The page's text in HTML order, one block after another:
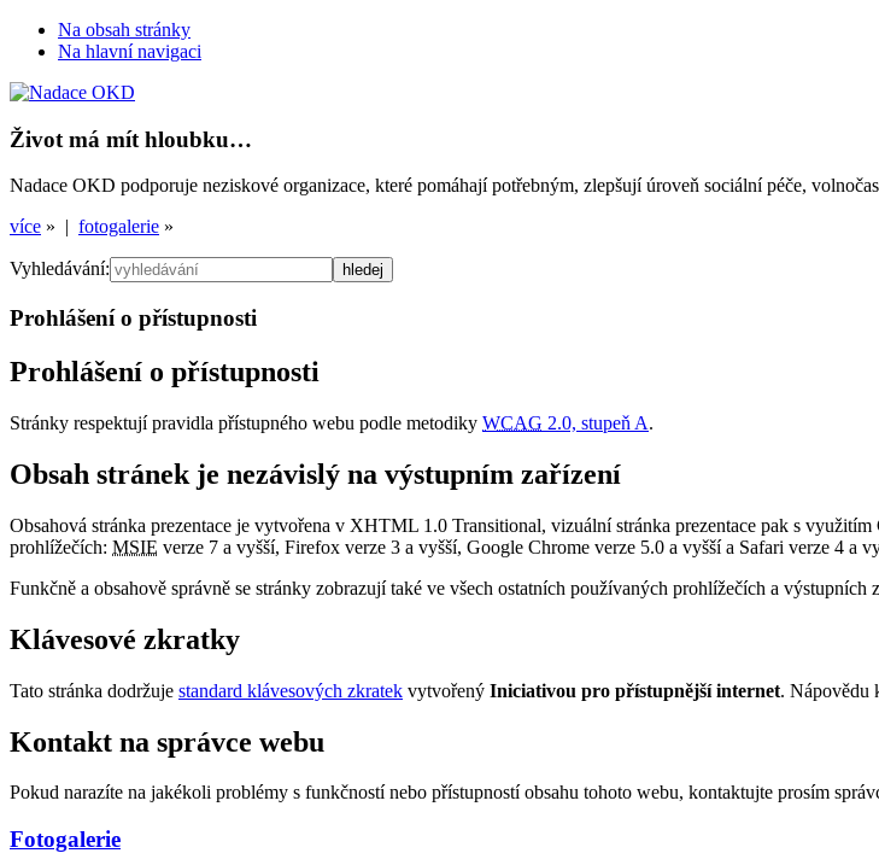
Na obsah stránky
Na hlavní navigaci
Život má mít hloubku…
Nadace OKD podporuje neziskové organizace, které pomáhají potřebným, zlepšují úroveň sociální péče,
více » | fotogalerie »
Vyhledávání:
Prohlášení o přístupnosti
Prohlášení o přístupnosti
Stránky respektují pravidla přístupného webu podle metodiky WCAG 2.0, stupeň A.
Obsah stránek je nezávislý na výstupním zařízení
Obsahová stránka prezentace je vytvořena v XHTML 1.0 Transitional, vizuální stránka prezentace pak s
prohlížečích: MSIE verze 7 a vyšší, Firefox verze 3 a vyšší, Google Chrome verze 5.0 a vyšší a Safari verze 4 a
Funkčně a obsahově správně se stránky zobrazují také ve všech ostatních používaných prohlížečích a výstupních
Klávesové zkratky
Tato stránka dodržuje standard klávesových zkratek vytvořený Iniciativou pro přístupnější internet. Nápovědu
Kontakt na správce webu
Pokud narazíte na jakékoli problémy s funkčností nebo přístupností obsahu tohoto webu, kontaktujte prosím
Fotogalerie